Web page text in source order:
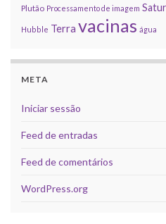
Plutão Processamento de imagem
Hubble Terra vacinas água
META
Iniciar sessão
Feed de entradas
Feed de comentários
WordPress.org